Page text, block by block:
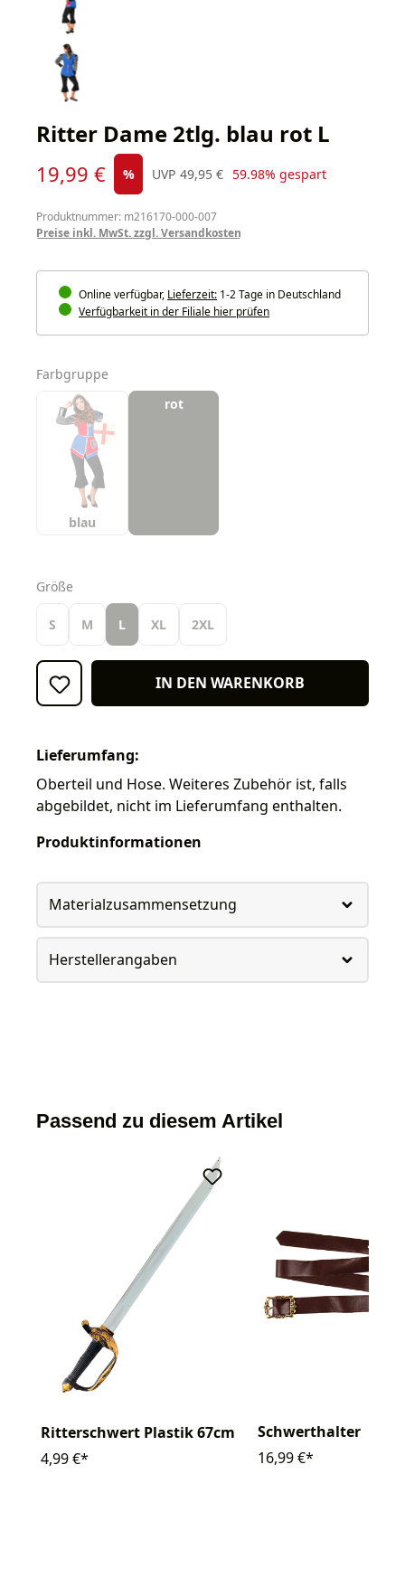
Ritter Dame 2tlg. blau rot L
Verkaufspreis:
19,99 € % UVP
Regulärer Preis:
49,95 € 59.98% gespart
Produktnummer: m216170-000-007
Preise inkl. MwSt. zzgl. Versandkosten
Online verfügbar, Lieferzeit: 1-2 Tage in Deutschland
Verfügbarkeit in der Filiale hier prüfen
Farbgruppe
blau
rot
Größe
S M L XL 2XL
IN DEN WARENKORB
Lieferumfang:
Oberteil und Hose. Weiteres Zubehör ist, falls
abgebildet, nicht im Lieferumfang enthalten.
Produktinformationen
Materialzusammensetzung
Herstellerangaben
Passend zu diesem Artikel
Ritterschwert Plastik 67cm
4,99 €*
Schwerthalter
16,99 €*